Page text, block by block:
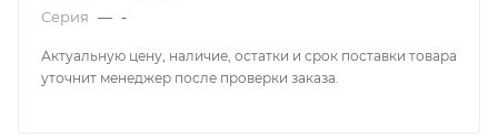
Серия — -
Актуальную цену, наличие, остатки и срок поставки товара
уточнит менеджер после проверки заказа.